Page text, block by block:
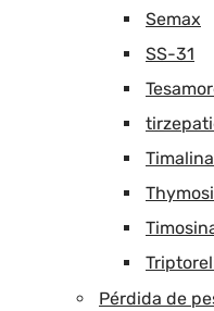
Semax
SS-31
Timalina
Pérdida de